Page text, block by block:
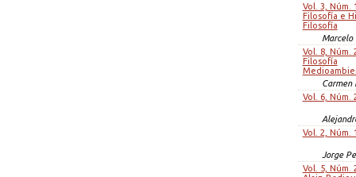
Vol. 3, Núm.
Filosofía e
Filosofía
Marcelo
Vol. 8, Núm.
Filosofía
Carmen
Vol. 6, Núm.
Vol. 2, Núm.
Jorge
Vol. 5, Núm.